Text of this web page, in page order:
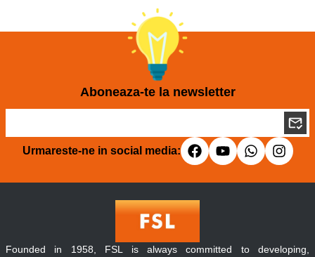
Aboneaza-te la newsletter
Urmareste-ne in social media:
Founded in 1958, FSL is always committed to developing,